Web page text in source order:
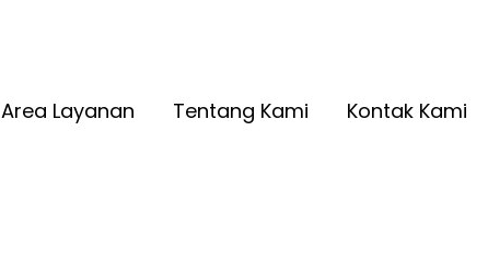
Area Layanan Tentang Kami Kontak Kami